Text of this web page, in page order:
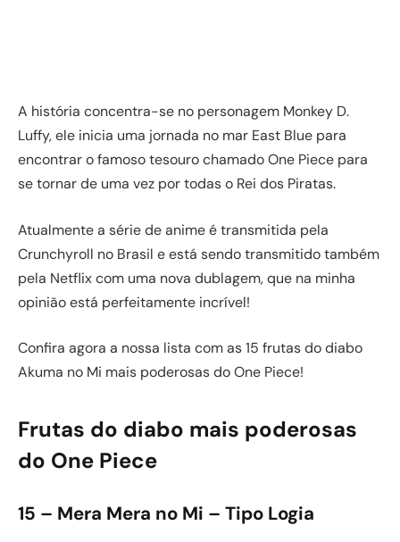
A história concentra-se no personagem Monkey D.
Luffy, ele inicia uma jornada no mar East Blue para
encontrar o famoso tesouro chamado One Piece para
se tornar de uma vez por todas o Rei dos Piratas.
Atualmente a série de anime é transmitida pela
Crunchyroll no Brasil e está sendo transmitido também
pela Netflix com uma nova dublagem, que na minha
opinião está perfeitamente incrível!
Confira agora a nossa lista com as 15 frutas do diabo
Akuma no Mi mais poderosas do One Piece!
Frutas do diabo mais poderosas
do One Piece
15 – Mera Mera no Mi – Tipo Logia